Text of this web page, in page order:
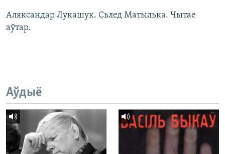
Аляксандар Лукашук. Сьлед Матылька. Чытае
аўтар.
Аўдыё